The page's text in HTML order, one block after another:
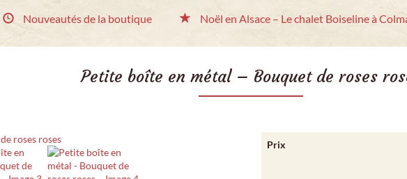
Nouveautésde la boutique Noël en Alsace – Le chalet Boiseline à
Petite boîte en métal – Bouquet de roses
Prix